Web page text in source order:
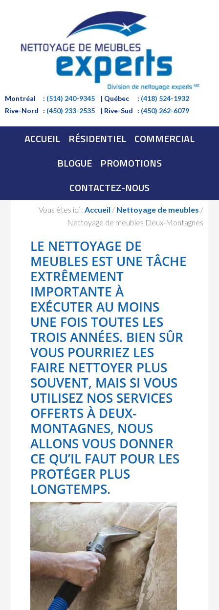
Montréal : (514) 240-9345 | Québec : (418) 524-1932
Rive-Nord
: (450) 233-2535 | Rive-Sud : (450) 262-6079
ACCUEIL RÉSIDENTIEL COMMERCIAL
BLOGUE
PROMOTIONS
CONTACTEZ-NOUS
Vous êtes ici : Accueil / Nettoyage de meubles /
Nettoyage de meubles Deux-Montagnes
LE NETTOYAGE DE
MEUBLES EST UNE TÂCHE
EXTRÊMEMENT
IMPORTANTE À
EXÉCUTER AU MOINS
UNE FOIS TOUTES LES
TROIS ANNÉES. BIEN SÛR
VOUS POURRIEZ LES
FAIRE NETTOYER PLUS
SOUVENT, MAIS SI VOUS
UTILISEZ NOS SERVICES
OFFERTS À DEUX-
MONTAGNES, NOUS
ALLONS VOUS DONNER
CE QU’IL FAUT POUR LES
PROTÉGER PLUS
LONGTEMPS.